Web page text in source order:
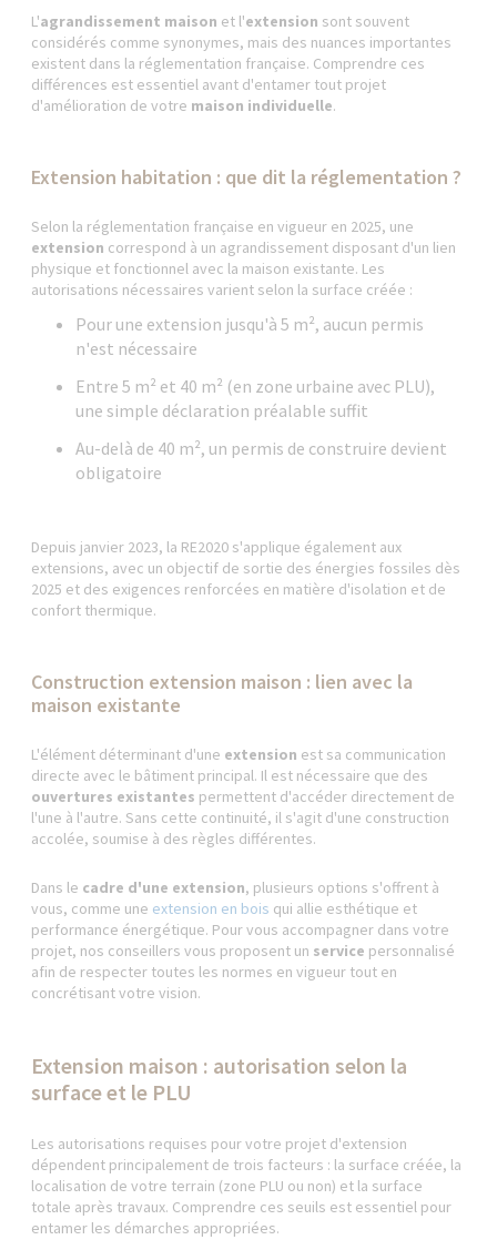
L'agrandissement maison et l'extension sont souvent
considérés comme synonymes, mais des nuances importantes
existent dans la réglementation française. Comprendre ces
différences est essentiel avant d'entamer tout projet
d'amélioration de votre maison individuelle.
Extension habitation : que dit la réglementation ?
Selon la réglementation française en vigueur en 2025, une
extension correspond à un agrandissement disposant d'un lien
physique et fonctionnel avec la maison existante. Les
autorisations nécessaires varient selon la surface créée :
Pour une extension jusqu'à 5 m², aucun permis
n'est nécessaire
Entre 5 m² et 40 m² (en zone urbaine avec PLU),
une simple déclaration préalable suffit
Au-delà de 40 m², un permis de construire devient
obligatoire
Depuis janvier 2023, la RE2020 s'applique également aux
extensions, avec un objectif de sortie des énergies fossiles dès
2025 et des exigences renforcées en matière d'isolation et de
confort thermique.
Construction extension maison : lien avec la
maison existante
L'élément déterminant d'une extension est sa communication
directe avec le bâtiment principal. Il est nécessaire que des
ouvertures existantes permettent d'accéder directement de
l'une à l'autre. Sans cette continuité, il s'agit d'une construction
accolée, soumise à des règles différentes.
Dans le cadre d'une extension, plusieurs options s'offrent à
vous, comme une extension en bois qui allie esthétique et
performance énergétique. Pour vous accompagner dans votre
projet, nos conseillers vous proposent un service personnalisé
afin de respecter toutes les normes en vigueur tout en
concrétisant votre vision.
Extension maison : autorisation selon la
surface et le PLU
Les autorisations requises pour votre projet d'extension
dépendent principalement de trois facteurs : la surface créée, la
localisation de votre terrain (zone PLU ou non) et la surface
totale après travaux. Comprendre ces seuils est essentiel pour
entamer les démarches appropriées.